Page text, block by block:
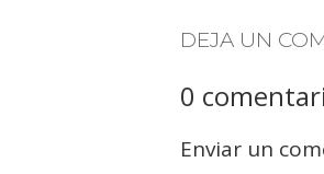
DEJA UN
0
Enviar un